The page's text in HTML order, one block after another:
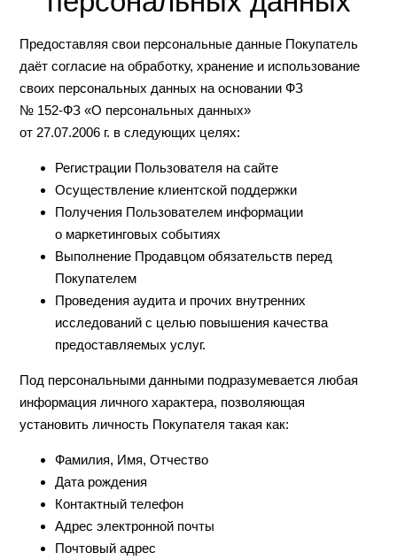
Предоставляя свои персональные данные Покупатель
даёт согласие на обработку, хранение и использование
своих персональных данных на основании ФЗ
№ 152-ФЗ «О персональных данных»
от 27.07.2006 г. в следующих целях:
Регистрации Пользователя на сайте
Осуществление клиентской поддержки
Получения Пользователем информации
о маркетинговых событиях
Выполнение Продавцом обязательств перед
Покупателем
Проведения аудита и прочих внутренних
исследований с целью повышения качества
предоставляемых услуг.
Под персональными данными подразумевается любая
информация личного характера, позволяющая
установить личность Покупателя такая как:
Фамилия, Имя, Отчество
Дата рождения
Контактный телефон
Адрес электронной почты
Почтовый адрес